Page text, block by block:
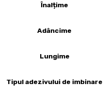
Înalțime
Adâncime
Lungime
Tipul adezivului de imbinare